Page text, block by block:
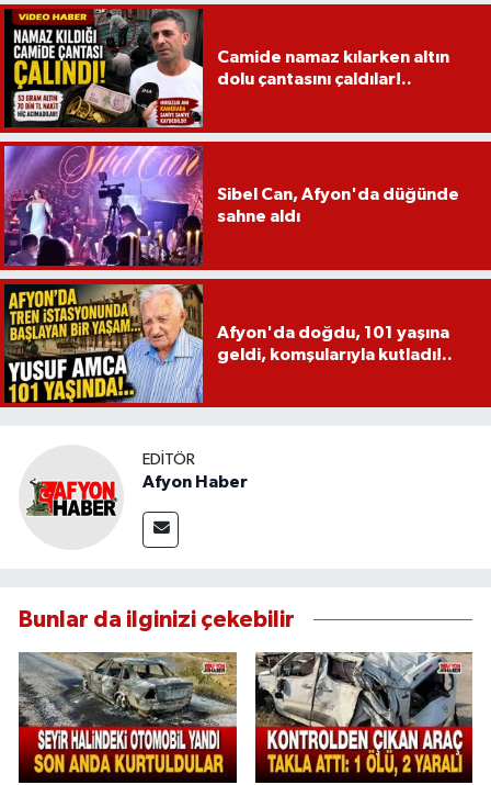
Camide namaz kılarken altın
dolu çantasını çaldılar!..
Sibel Can, Afyon'da düğünde
sahne aldı
Afyon'da doğdu, 101 yaşına
geldi, komşularıyla kutladı!..
EDITÖR
Afyon Haber
Bunlar da ilginizi çekebilir